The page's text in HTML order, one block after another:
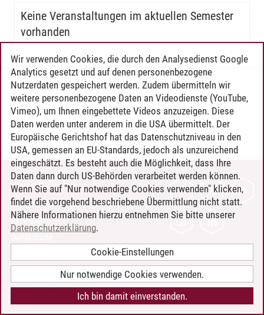
Keine Veranstaltungen im aktuellen Semester
vorhanden
Timo Leder/30.06.2024
KONTAKT
LEUPHANA ALS ARBEITGEBER
INTRANET
BARRIEREFREIHEIT
COOKIE-EINSTELLUNGEN
Wir verwenden Cookies, die durch den Analysedienst Google
Analytics gesetzt und auf denen personenbezogene
Nutzerdaten gespeichert werden. Zudem übermitteln wir
weitere personenbezogene Daten an Videodienste (YouTube,
Vimeo), um Ihnen eingebettete Videos anzuzeigen. Diese
Daten werden unter anderem in die USA übermittelt. Der
Europäische Gerichtshof hat das Datenschutzniveau in den
USA, gemessen an EU-Standards, jedoch als unzureichend
eingeschätzt. Es besteht auch die Möglichkeit, dass Ihre
Daten dann durch US-Behörden verarbeitet werden können.
Wenn Sie auf "Nur notwendige Cookies verwenden" klicken,
findet die vorgehend beschriebene Übermittlung nicht statt.
Nähere Informationen hierzu entnehmen Sie bitte unserer
Datenschutzerklärung.
Cookie-Einstellungen
Nur notwendige Cookies verwenden.
Ich bin damit einverstanden.